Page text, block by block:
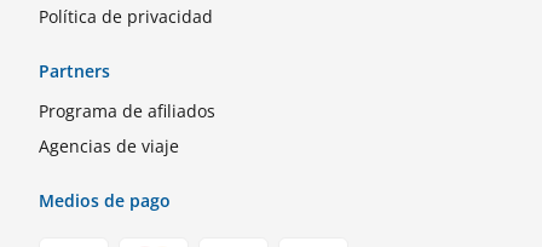
Política de privacidad
Partners
Programa de afiliados
Agencias de viaje
Medios de pago